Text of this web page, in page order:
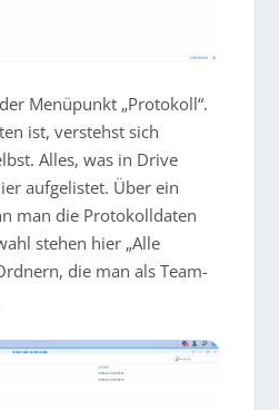
Menüpunkt „Protokoll“.
ist, verstehst sich
Alles, was in Drive
aufgelistet. Über ein
man die Protokolldaten
stehen hier „Alle
die man als Team-